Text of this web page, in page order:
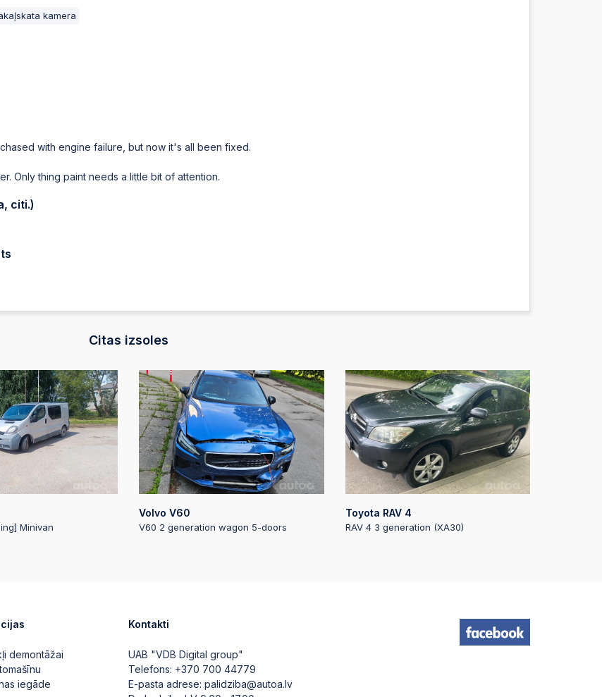
Automātiskā likme
2025-05-09 19:33:49
2025-05-09 16:47:45
2025-05-09 16:47:43
Automātiskā likme
2025-05-09 16:47:43
2025-05-09 16:47:08
kamera
with engine failure, but now it's all been fixed.
Only thing paint needs a little bit of attention.
citi.)
Citas izsoles
Minivan
Volvo V60
V60 2 generation wagon 5-doors
Toyota RAV 4
RAV 4 3 generation (XA30)
demontāžai
iegāde
Kontakti
UAB "VDB Digital group"
Telefons: +370 700 44779
E-pasta adrese: palidziba@autoa.lv